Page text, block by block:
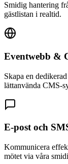
Smidig hantering
gästlistan i realtid.
Eventwebb &
Skapa en
lättanvända CMS-
E-post och
Kommunicera
mötet via våra